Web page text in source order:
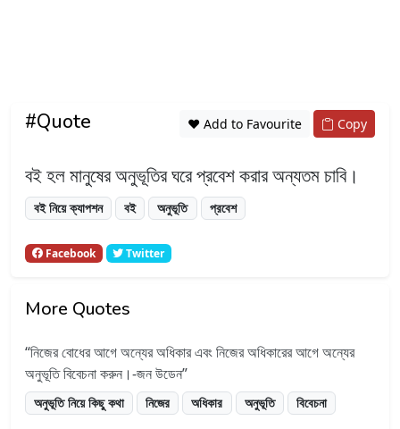
#Quote ❤️ Add to Favourite Copy
বই হল মানুষের অনুভূতির ঘরে প্রবেশ করার অন্যতম চাবি।
বই নিয়ে ক্যাপশন বই অনুভূতি প্রবেশ
Facebook Twitter
More Quotes
নিজের বোধের আগে অন্যের অধিকার এবং নিজের অধিকারের আগে অন্যের
অনুভূতি বিবেচনা করুন।-জন উডেন
অনুভূতি নিয়ে কিছু কথা নিজের অধিকার অনুভূতি বিবেচনা